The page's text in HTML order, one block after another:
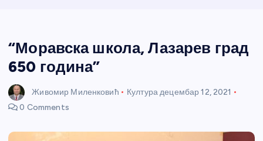
и портал
“Моравска школа, Лазарев град
650 година”
Живомир Миленковић Културадецембар 12, 2021
0 Comments